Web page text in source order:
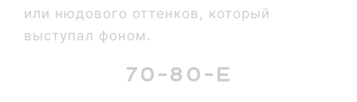
или нюдового оттенков, который
выступал фоном.
70-80-е